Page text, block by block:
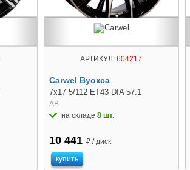
АРТИКУЛ: 604217
Carwel Вуокса
7x17 5/112 ET43 DIA 57.1
AB
на складе 8 шт.
10 441 ₽ / диск
купить